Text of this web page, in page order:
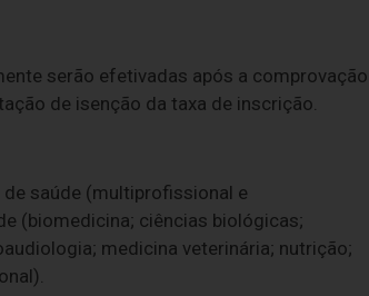
serão efetivadas após a comprovação
de isenção da taxa de inscrição.
saúde (multiprofissional e
(biomedicina; ciências biológicas;
medicina veterinária; nutrição;